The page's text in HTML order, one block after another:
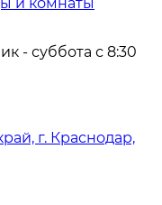
- суббота с 8:30
г. Краснодар,